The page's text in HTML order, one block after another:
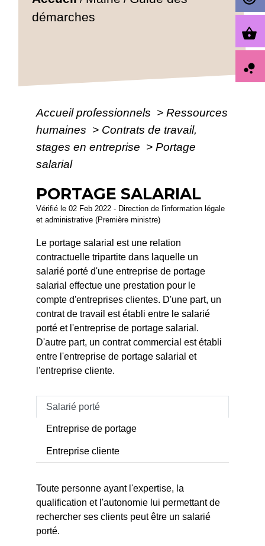
démarches
Accueil professionnels > Ressources
humaines > Contrats de travail,
stages en entreprise > Portage
salarial
PORTAGE SALARIAL
Vérifié le 02 Feb 2022 - Direction de l'information légale
et administrative (Première ministre)
Le portage salarial est une relation
contractuelle tripartite dans laquelle un
salarié porté d'une entreprise de portage
salarial effectue une prestation pour le
compte d'entreprises clientes. D'une part, un
contrat de travail est établi entre le salarié
porté et l'entreprise de portage salarial.
D'autre part, un contrat commercial est établi
entre l'entreprise de portage salarial et
l'entreprise cliente.
Salarié porté
Entreprise de portage
Entreprise cliente
Toute personne ayant l'expertise, la
qualification et l'autonomie lui permettant de
rechercher ses clients peut être un salarié
porté.
shopping_basket
bubble_chart